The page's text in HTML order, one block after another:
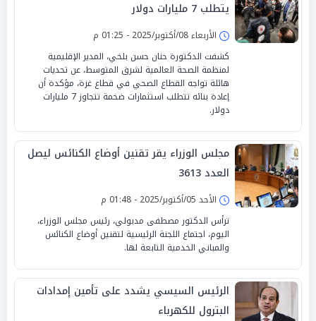
يتطلب 7 مليارات دولار
الأربعاء 08/أكتوبر/2025 - 01:25 م
كشفت الدكتورة حنان حسن بلخي، المدير الإقليمية
لمنظمة الصحة العالمية لشرق المتوسط، عن تحديات
هائلة تواجه القطاع الصحي في قطاع غزة، مؤكدة أن
إعادة بنائه تتطلب استثمارات ضخمة تتجاوز 7 مليارات
دولار.
مجلس الوزراء يقر تقنين أوضاع الكنائس ليصل
العدد 3613
الأحد 05/أكتوبر/2025 - 01:48 م
ترأس الدكتور مصطفى مدبولي، رئيس مجلس الوزراء،
اليوم، اجتماع اللجنة الرئيسية لتقنين أوضاع الكنائس
والمباني الخدمية التابعة لها.
الرئيس السيسي يشدد على تأمين إمدادات
البترول للكهرباء